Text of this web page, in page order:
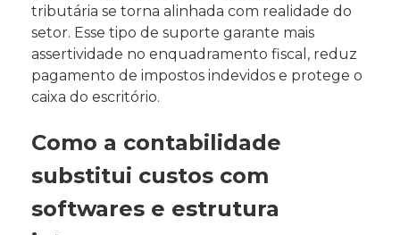
tributária se torna alinhada com realidade do
setor. Esse tipo de suporte garante mais
assertividade no enquadramento fiscal, reduz
pagamento de impostos indevidos e protege o
caixa do escritório.
Como a contabilidade
substitui custos com
softwares e estrutura